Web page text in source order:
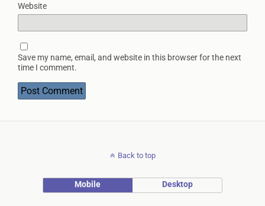
Website
Save my name, email, and website in this browser for the next
time I comment.
Back to top
Mobile Desktop